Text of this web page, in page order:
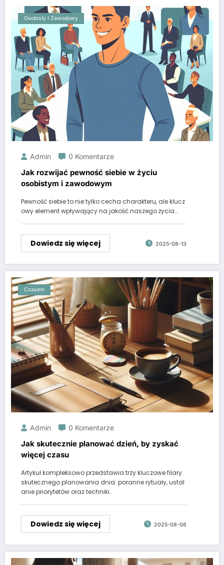
Osobisty I Zawodowy
Admin 0 Komentarze
Jak rozwijać pewność siebie w życiu
osobistym i zawodowym
Pewność siebie to nie tylko cecha charakteru, ale klucz
owy element wpływający na jakość naszego życia…
Dowiedz się więcej 2025-08-13
Czasem
Admin 0 Komentarze
Jak skutecznie planować dzień, by zyskać
więcej czasu
Artykuł kompleksowo przedstawia trzy kluczowe filary
skutecznego planowania dnia: poranne rytuały, ustal
anie priorytetów oraz techniki…
Dowiedz się więcej 2025-08-08